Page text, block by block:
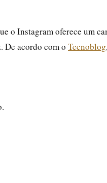
o Instagram oferece um
De acordo com o Tecnoblog